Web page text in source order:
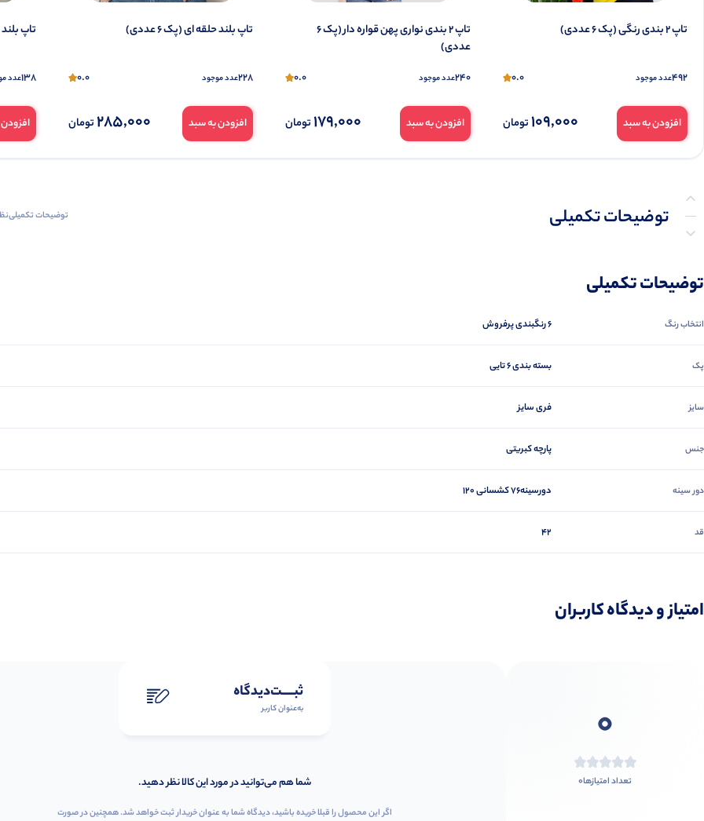
تاپ ۲ بندی رنگی (پک 6 عددی)
492عدد موجود 0.0
افزودن به سبد 109,000تومان
تاپ ۲ بندی نواری پهن قواره دار (پک 6
عددی)
240عدد موجود 0.0
افزودن به سبد 179,000تومان
تاپ بلند حلقه ای (پک 6 عددی)
228عدد موجود 0.0
افزودن به سبد 285,000تومان
تاپ بلند
138عدد
توضیحات تکمیلی
توضیحات تکمیلی
توضیحات تکمیلی
انتخاب رنگ 6 رنگبندی پرفروش
پک بسته بندی 6 تایی
سایز فری سایز
جنس پارچه کبریتی
دور سینه دورسینه۷۶ کشسانی ۱۲۰
قد 42
امتیاز و دیدگاه کاربران
0
تعداد امتیازها0
ثبـــــت‌دیدگاه
به‌عنوان کاربر
شما هم می‌توانید در مورد این کالا نظر دهید.
اگر این محصول را قبلا خریده باشید، دیدگاه شما به عنوان خریدار ثبت خواهد شد. همچنین در صورت